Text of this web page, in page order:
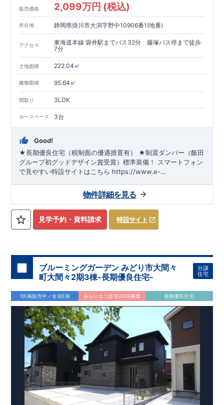
販売価格 2,099万円 (税込)
所在地 静岡県掛川市大渕字野中10906番1(地番)
アクセス
東海道本線 袋井駅までバス32分 藤塚バス停まで徒歩
7分
土地面積 222.04㎡
建物面積 95.64㎡
間取り 3LDK
カースペース 3台
Good!
★長期優良住宅（税制面の優遇措置有） ★制震ダンパー（飯田
グループ初グッドデザイン賞受賞）標準装備！ スマートフォン
で見やすい特設サイトはこちら https://www.e-
見学予約・資料請求 特設サイト
物件詳細を見る
ブルーミングガーデン みどり市大間々
町大間々2期3棟-長期優良住宅-
分譲
住宅
1区画販売中／全3区画 みらいエコ住宅2026事業 長期優良住宅